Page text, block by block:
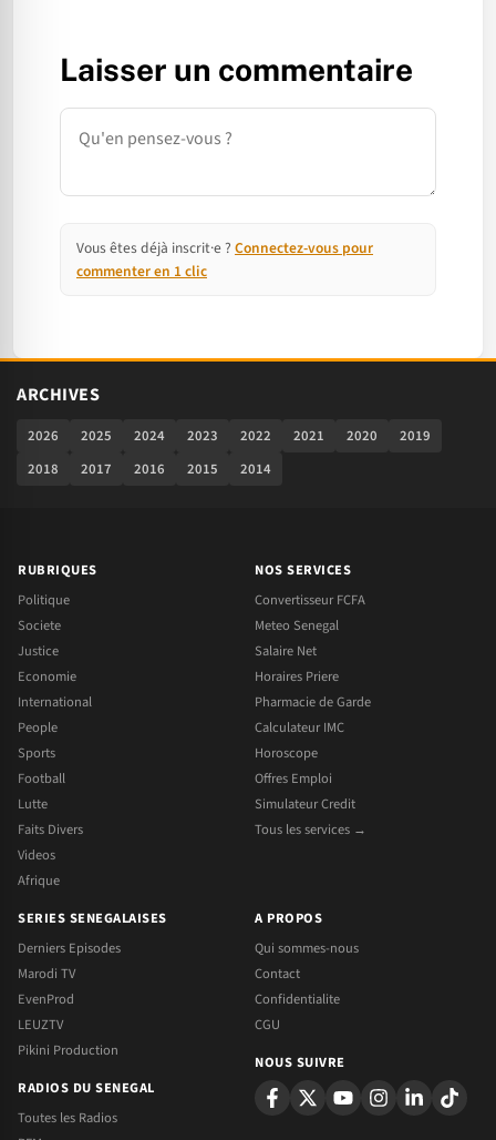
Laisser un commentaire
Commentaire
Vous êtes déjà inscrit·e ? Connectez-vous pour
commenter en 1 clic
ARCHIVES
2026 2025 2024 2023 2022 2021 2020
2019
2018
2017 2016 2015 2014
RUBRIQUES
Politique
Societe
Justice
Economie
International
People
Sports
Football
Lutte
Faits Divers
Videos
Afrique
NOS SERVICES
Convertisseur FCFA
Meteo Senegal
Salaire Net
Horaires Priere
Pharmacie de Garde
Calculateur IMC
Horoscope
Offres Emploi
Simulateur Credit
Tous les services →
SERIES SENEGALAISES
Derniers Episodes
Marodi TV
EvenProd
LEUZTV
Pikini Production
RADIOS DU SENEGAL
Toutes les Radios
A PROPOS
Qui sommes-nous
Contact
Confidentialite
CGU
NOUS SUIVRE